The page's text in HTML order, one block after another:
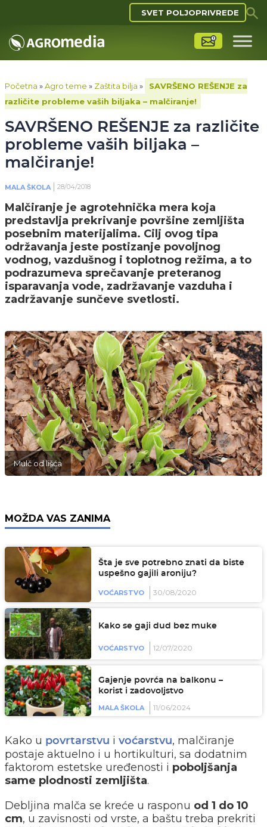
SVET POLJOPRIVREDE
Početna »Agro teme » Zaštita bilja »
SAVRŠENO REŠENJE za
različite probleme vaših biljaka – malčiranje!
SAVRŠENO REŠENJE za različite
probleme vaših biljaka –
malčiranje!
MALA ŠKOLA 28/04/2018
Malčiranje je agrotehnička mera koja
predstavlja prekrivanje površine zemljišta
posebnim materijalima. Cilj ovog tipa
održavanja jeste postizanje povoljnog
vodnog, vazdušnog i toplotnog režima, a to
podrazumeva sprečavanje preteranog
isparavanja vode, zadržavanje vazduha i
zadržavanje sunčeve svetlosti.
Mulč od lišća
MOŽDA VAS ZANIMA
Šta je sve potrebno znati da biste
uspešno gajili aroniju?
VOĆARSTVO 30/08/2020
Kako se gaji dud bez muke
VOĆARSTVO 12/07/2020
Gajenje povrća na balkonu –
korist i zadovoljstvo
MALA ŠKOLA 11/06/2024
Kako u povrtarstvu i voćarstvu, malčiranje
postaje aktuelno i u hortikulturi, sa dodatnim
faktorom estetske uređenosti i poboljšanja
same plodnosti zemljišta.
Debljina malča se kreće u rasponu od 1 do 10
cm, u zavisnosti od vrste, a baštu treba prekriti